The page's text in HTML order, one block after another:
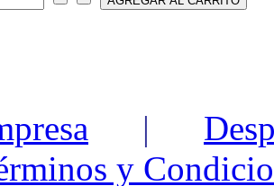
|
y